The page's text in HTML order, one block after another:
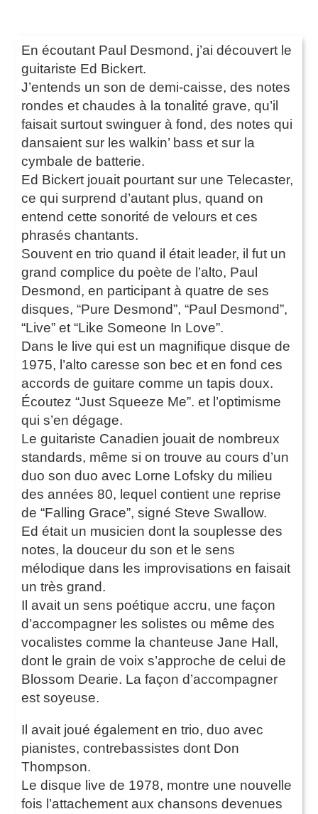
En écoutant Paul Desmond, j’ai découvert le
guitariste Ed Bickert.
J’entends un son de demi-caisse, des notes
rondes et chaudes à la tonalité grave, qu’il
faisait surtout swinguer à fond, des notes qui
dansaient sur les walkin’ bass et sur la
cymbale de batterie.
Ed Bickert jouait pourtant sur une Telecaster,
ce qui surprend d’autant plus, quand on
entend cette sonorité de velours et ces
phrasés chantants.
Souvent en trio quand il était leader, il fut un
grand complice du poète de l’alto, Paul
Desmond, en participant à quatre de ses
disques, “Pure Desmond”, “Paul Desmond”,
“Live” et “Like Someone In Love”.
Dans le live qui est un magnifique disque de
1975, l’alto caresse son bec et en fond ces
accords de guitare comme un tapis doux.
Écoutez “Just Squeeze Me”. et l’optimisme
qui s’en dégage.
Le guitariste Canadien jouait de nombreux
standards, même si on trouve au cours d’un
duo son duo avec Lorne Lofsky du milieu
des années 80, lequel contient une reprise
de “Falling Grace”, signé Steve Swallow.
Ed était un musicien dont la souplesse des
notes, la douceur du son et le sens
mélodique dans les improvisations en faisait
un très grand.
Il avait un sens poétique accru, une façon
d’accompagner les solistes ou même des
vocalistes comme la chanteuse Jane Hall,
dont le grain de voix s’approche de celui de
Blossom Dearie. La façon d’accompagner
est soyeuse.
Il avait joué également en trio, duo avec
pianistes, contrebassistes dont Don
Thompson.
Le disque live de 1978, montre une nouvelle
fois l’attachement aux chansons devenues